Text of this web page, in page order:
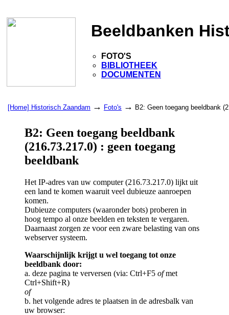
Beeldbanken
FOTO'S
BIBLIOTHEEK
DOCUMENTEN
[Home] Historisch Zaandam → Foto's → B2: Geen toegang beeldbank
B2: Geen toegang beeldbank
(216.73.217.0) : geen toegang
beeldbank
Het IP-adres van uw computer (216.73.217.0) lijkt uit
een land te komen waaruit veel dubieuze aanroepen
komen.
Dubieuze computers (waaronder bots) proberen in
hoog tempo al onze beelden en teksten te vergaren.
Daarnaast zorgen ze voor een zware belasting van ons
webserver systeem.
Waarschijnlijk krijgt u wel toegang tot onze
beeldbank door:
a. deze pagina te verversen (via: Ctrl+F5 ofmet
Ctrl+Shift+R)
of
b. het volgende adres te plaatsen in de adresbalk van
uw browser: